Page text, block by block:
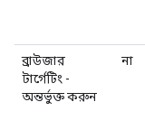
ব্রাউজার
টার্গেটিং -
অন্তর্ভুক্ত করুন
না